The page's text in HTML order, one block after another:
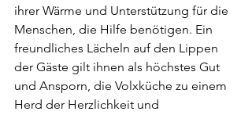
ihrer Wärme und Unterstützung für die
Menschen, die Hilfe benötigen. Ein
freundliches Lächeln auf den Lippen
der Gäste gilt ihnen als höchstes Gut
und Ansporn, die Volxküche zu einem
Herd der Herzlichkeit und